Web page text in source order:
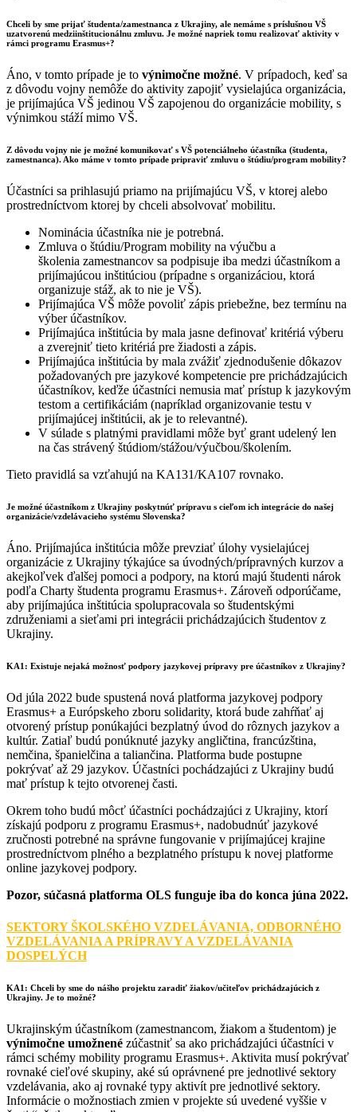
Chceli by sme prijať študenta/zamestnanca z Ukrajiny, ale nemáme s príslušnou VŠ
uzatvorenú medziinštitucionálnu zmluvu. Je možné napriek tomu realizovať aktivity v
rámci programu Erasmus+?
Áno, v tomto prípade je to výnimočne možné. V prípadoch, keď sa
z dôvodu vojny nemôže do aktivity zapojiť vysielajúca organizácia,
je prijímajúca VŠ jedinou VŠ zapojenou do organizácie mobility, s
výnimkou stáží mimo VŠ.
Z dôvodu vojny nie je možné komunikovať s VŠ potenciálneho účastníka (študenta,
zamestnanca). Ako máme v tomto prípade pripraviť zmluvu o štúdiu/program mobility?
Účastníci sa prihlasujú priamo na prijímajúcu VŠ, v ktorej alebo
prostredníctvom ktorej by chceli absolvovať mobilitu.
Nominácia účastníka nie je potrebná.
Zmluva o štúdiu/Program mobility na výučbu a
školenia zamestnancov sa podpisuje iba medzi účastníkom a
prijímajúcou inštitúciou (prípadne s organizáciou, ktorá
organizuje stáž, ak to nie je VŠ).
Prijímajúca VŠ môže povoliť zápis priebežne, bez termínu na
výber účastníkov.
Prijímajúca inštitúcia by mala jasne definovať kritériá výberu
a zverejniť tieto kritériá pre žiadosti a zápis.
Prijímajúca inštitúcia by mala zvážiť zjednodušenie dôkazov
požadovaných pre jazykové kompetencie pre prichádzajúcich
účastníkov, keďže účastníci nemusia mať prístup k jazykovým
testom a certifikáciám (napríklad organizovanie testu v
prijímajúcej inštitúcii, ak je to relevantné).
V súlade s platnými pravidlami môže byť grant udelený len
na čas strávený štúdiom/stážou/výučbou/školením.
Tieto pravidlá sa vzťahujú na KA131/KA107 rovnako.
Je možné účastníkom z Ukrajiny poskytnúť prípravu s cieľom ich integrácie do našej
organizácie/vzdelávacieho systému Slovenska?
Áno. Prijímajúca inštitúcia môže prevziať úlohy vysielajúcej
organizácie z Ukrajiny týkajúce sa úvodných/prípravných kurzov a
akejkoľvek ďalšej pomoci a podpory, na ktorú majú študenti nárok
podľa Charty študenta programu Erasmus+. Zároveň odporúčame,
aby prijímajúca inštitúcia spolupracovala so študentskými
združeniami a sieťami pri integrácii prichádzajúcich študentov z
Ukrajiny.
KA1: Existuje nejaká možnosť podpory jazykovej prípravy pre účastníkov z Ukrajiny?
Od júla 2022 bude spustená nová platforma jazykovej podpory
Erasmus+ a Európskeho zboru solidarity, ktorá bude zahŕňať aj
otvorený prístup ponúkajúci bezplatný úvod do rôznych jazykov a
kultúr. Zatiaľ budú ponúknuté jazyky angličtina, francúzština,
nemčina, španielčina a taliančina. Platforma bude postupne
pokrývať až 29 jazykov. Účastníci pochádzajúci z Ukrajiny budú
mať prístup k tejto otvorenej časti.
Okrem toho budú môcť účastníci pochádzajúci z Ukrajiny, ktorí
získajú podporu z programu Erasmus+, nadobudnúť jazykové
zručnosti potrebné na správne fungovanie v prijímajúcej krajine
prostredníctvom plného a bezplatného prístupu k novej platforme
online jazykovej podpory.
Pozor, súčasná platforma OLS funguje iba do konca júna 2022.
SEKTORY ŠKOLSKÉHO VZDELÁVANIA, ODBORNÉHO
VZDELÁVANIA A PRÍPRAVY A VZDELÁVANIA
DOSPELÝCH
KA1: Chceli by sme do nášho projektu zaradiť žiakov/učiteľov prichádzajúcich z
Ukrajiny. Je to možné?
Ukrajinským účastníkom (zamestnancom, žiakom a študentom) je
výnimočne umožnené zúčastniť sa ako prichádzajúci účastníci v
rámci schémy mobility programu Erasmus+. Aktivita musí pokrývať
rovnaké cieľové skupiny, aké sú oprávnené pre jednotlivé sektory
vzdelávania, ako aj rovnaké typy aktivít pre jednotlivé sektory.
Informácie o možnostiach zmien v projekte sú uvedené vyššie v